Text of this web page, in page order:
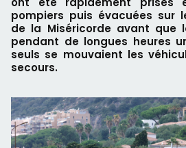
pompiers puis évacuées sur
de la Miséricorde avant que
pendant de longues heures
seuls se mouvaient les
secours.